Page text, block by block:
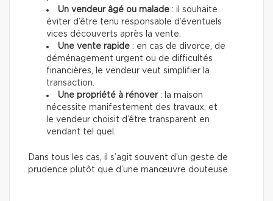
Un vendeur âgé ou malade : il souhaite
éviter d’être tenu responsable d’éventuels
vices découverts après la vente.
Une vente rapide : en cas de divorce, de
déménagement urgent ou de difficultés
financières, le vendeur veut simplifier la
transaction.
Une propriété à rénover: la maison
nécessite manifestement des travaux, et
le vendeur choisit d’être transparent en
vendant tel quel.
Dans tous les cas, il s’agit souvent d’un geste de
prudence plutôt que d’une manœuvre douteuse.